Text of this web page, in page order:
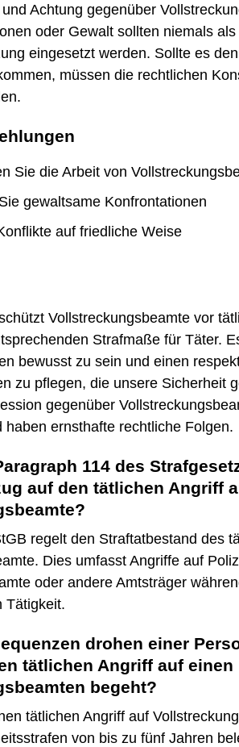
Achtung gegenüber
oder Gewalt sollten niemals
eingesetzt werden. Sollte es
müssen die rechtlichen
Sie die Arbeit von
gewaltsame Konfrontationen
auf friedliche Weise
Vollstreckungsbeamte vor
Strafmaße für Täter.
bewusst zu sein und einen
zu pflegen, die unsere Sicherheit
gegenüber
haben ernsthafte rechtliche Folgen.
114 des
auf den tätlichen Angriff
regelt den Straftatbestand des
Dies umfasst Angriffe auf
oder andere Amtsträger
Tätigkeit.
drohen einer
tätlichen Angriff auf einen
begeht?
tätlichen Angriff auf
von bis zu fünf Jahren